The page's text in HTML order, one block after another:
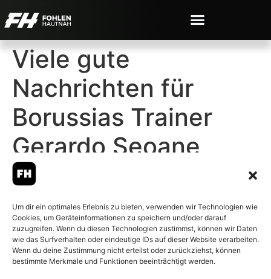
Um dir ein optimales Erlebnis zu bieten, verwenden wir Technologien wie
Cookies, um Geräteinformationen zu speichern und/oder darauf
zuzugreifen. Wenn du diesen Technologien zustimmst, können wir Daten
wie das Surfverhalten oder eindeutige IDs auf dieser Website verarbeiten.
Wenn du deine Zustimmung nicht erteilst oder zurückziehst, können
bestimmte Merkmale und Funktionen beeinträchtigt werden.
Viele gute
Nachrichten für
Borussias Trainer
Gerardo Seoane
© 2007-2026 Fohlen-Hautnah.de
– Alle rechte vorbehalten.
Fohlen-Hautnah.de ist ein
offiziell eingetragenes Magazin